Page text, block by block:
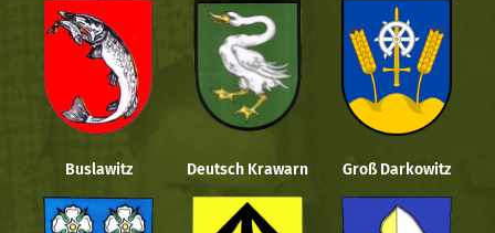
Buslawitz Deutsch Krawarn Groß Darkowitz